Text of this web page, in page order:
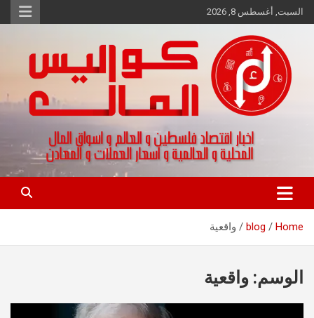
Skip
to
السبت, أغسطس 8, 2026
كواليس المال
اخبار اقتصاد فلسطين و العالم و تقارير اسواق المال و العملات
Home
blog واقعية
الوسم: واقعية